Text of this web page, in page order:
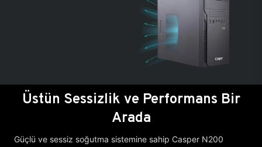
Üstün Sessizlik ve Performans Bir
Arada
Güçlü ve sessiz soğutma sistemine sahip Casper N200